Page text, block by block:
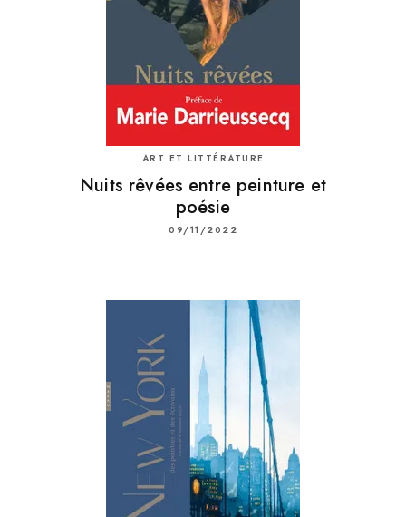
ART ET LITTÉRATURE
Nuits rêvées entre peinture et
poésie
09/11/2022